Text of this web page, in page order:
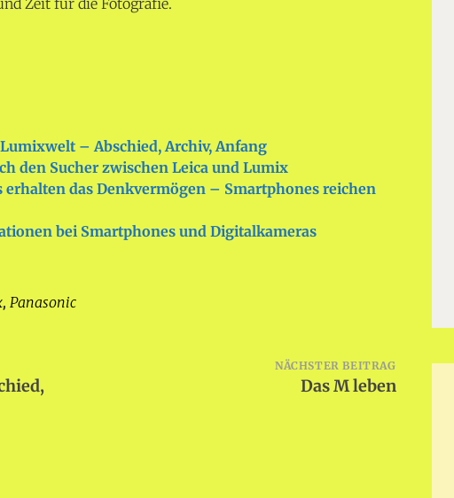
Zeit für die Fotografie.
– Abschied, Archiv, Anfang
den Sucher zwischen Leica und Lumix
erhalten das Denkvermögen – Smartphones reichen
bei Smartphones und Digitalkameras
, Panasonic
NÄCHSTER BEITRAG
Das M leben